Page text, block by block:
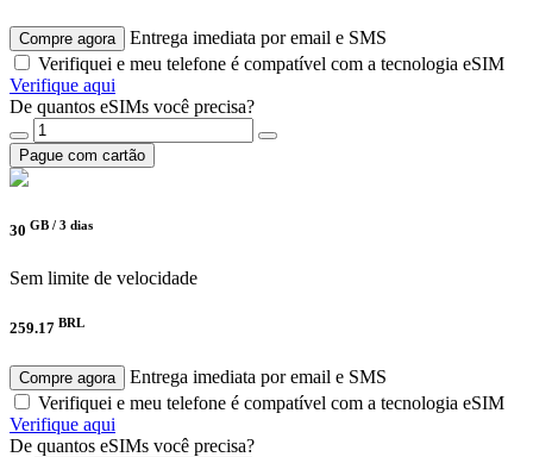
Compre agora
Entrega imediata por email e SMS
Verifiquei e meu telefone é compatível com a tecnologia eSIM
Verifique aqui
De quantos eSIMs você precisa?
Pague com cartão
30 GB / 3 dias
Sem limite de velocidade
259.17 BRL
Compre agora
Entrega imediata por email e SMS
Verifiquei e meu telefone é compatível com a tecnologia eSIM
Verifique aqui
De quantos eSIMs você precisa?